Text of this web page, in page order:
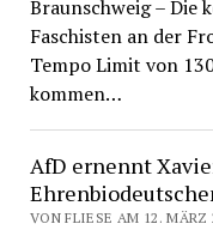
Braunschweig – Die
Faschisten an der
Tempo Limit von
kommen…
AfD ernennt
VON FLIESE AM 12. MÄRZ